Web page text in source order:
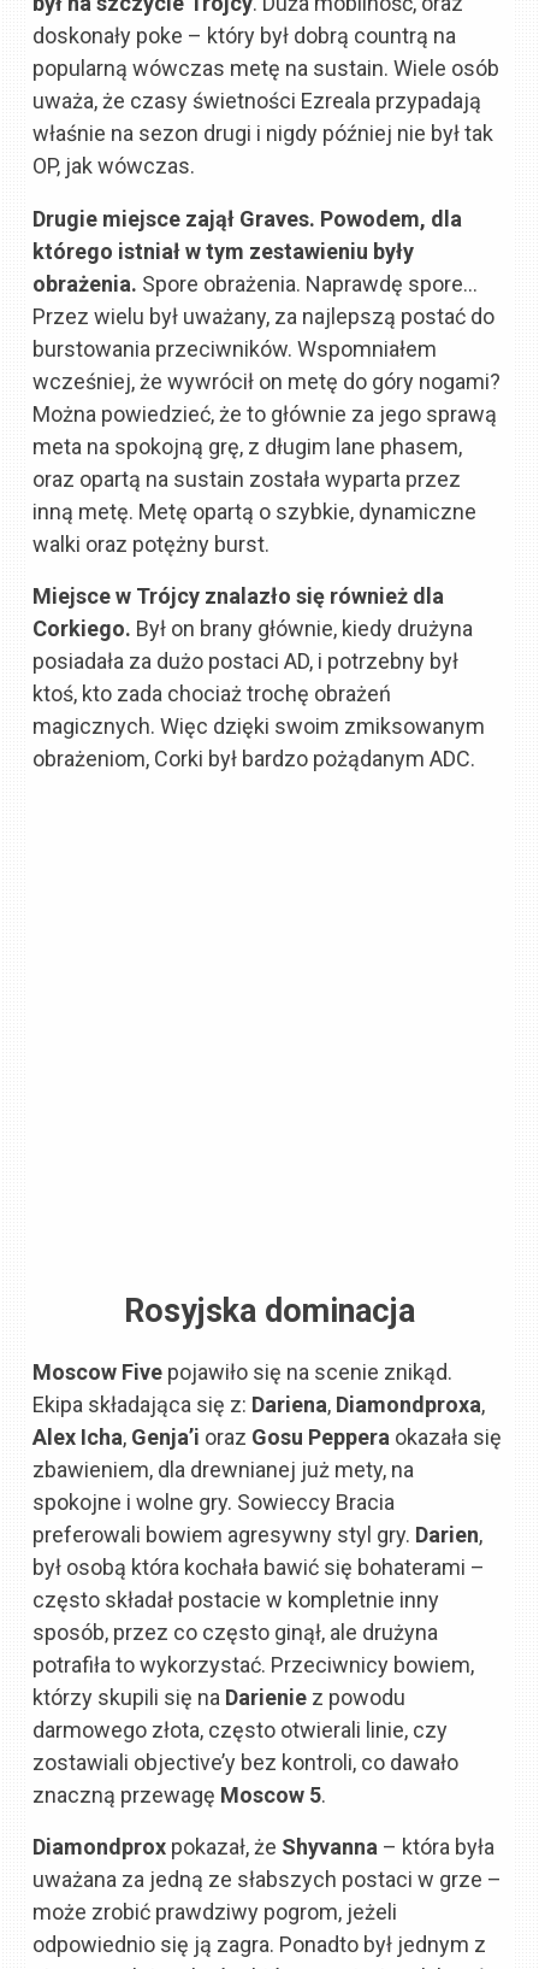
doskonały poke – który był dobrą countrą na
popularną wówczas metę na sustain. Wiele osób
uważa, że czasy świetności Ezreala przypadają
właśnie na sezon drugi i nigdy później nie był tak
OP, jak wówczas.
Drugie miejsce zajął Graves. Powodem, dla
którego istniał w tym zestawieniu były
obrażenia. Spore obrażenia. Naprawdę spore…
Przez wielu był uważany, za najlepszą postać do
burstowania przeciwników. Wspomniałem
wcześniej, że wywrócił on metę do góry nogami?
Można powiedzieć, że to głównie za jego sprawą
meta na spokojną grę, z długim lane phasem,
oraz opartą na sustain została wyparta przez
inną metę. Metę opartą o szybkie, dynamiczne
walki oraz potężny burst.
Miejsce w Trójcy znalazło się również dla
Corkiego. Był on brany głównie, kiedy drużyna
posiadała za dużo postaci AD, i potrzebny był
ktoś, kto zada chociaż trochę obrażeń
magicznych. Więc dzięki swoim zmiksowanym
obrażeniom, Corki był bardzo pożądanym ADC.
Rosyjska dominacja
Moscow Five pojawiło się na scenie znikąd.
Ekipa składająca się z: Dariena, Diamondproxa,
Alex Icha, Genja’i oraz Gosu Peppera okazała się
zbawieniem, dla drewnianej już mety, na
spokojne i wolne gry. Sowieccy Bracia
preferowali bowiem agresywny styl gry. Darien,
był osobą która kochała bawić się bohaterami –
często składał postacie w kompletnie inny
sposób, przez co często ginął, ale drużyna
potrafiła to wykorzystać. Przeciwnicy bowiem,
którzy skupili się na Darienie z powodu
darmowego złota, często otwierali linie, czy
zostawiali objective’y bez kontroli, co dawało
znaczną przewagę Moscow 5.
Diamondprox pokazał, że Shyvanna – która była
uważana za jedną ze słabszych postaci w grze –
może zrobić prawdziwy pogrom, jeżeli
odpowiednio się ją zagra. Ponadto był jednym z